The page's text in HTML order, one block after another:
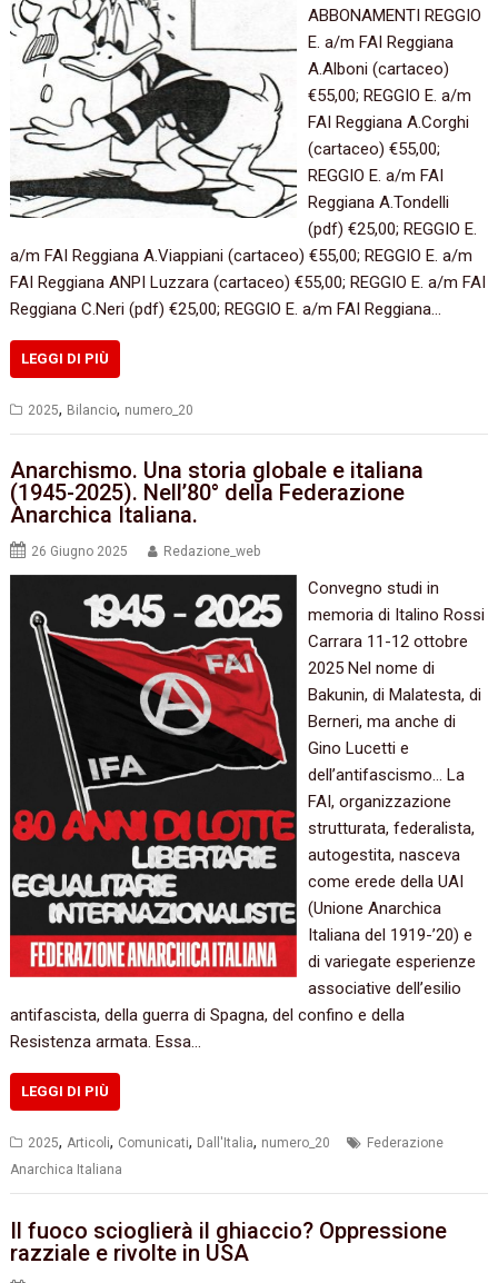
ABBONAMENTI REGGIO
E. a/m FAI Reggiana
A.Alboni (cartaceo)
€55,00; REGGIO E. a/m
FAI Reggiana A.Corghi
(cartaceo) €55,00;
REGGIO E. a/m FAI
Reggiana A.Tondelli
(pdf) €25,00; REGGIO E.
a/m FAI Reggiana A.Viappiani (cartaceo) €55,00; REGGIO E. a/m
FAI Reggiana ANPI Luzzara (cartaceo) €55,00; REGGIO E. a/m FAI
Reggiana C.Neri (pdf) €25,00; REGGIO E. a/m FAI Reggiana…
LEGGI DI PIÙ
2025, Bilancio, numero_20
Anarchismo. Una storia globale e italiana
(1945-2025). Nell’80° della Federazione
Anarchica Italiana.
26 Giugno 2025 Redazione_web
Convegno studi in
memoria di Italino Rossi
Carrara 11-12 ottobre
2025 Nel nome di
Bakunin, di Malatesta, di
Berneri, ma anche di
Gino Lucetti e
dell’antifascismo… La
FAI, organizzazione
strutturata, federalista,
autogestita, nasceva
come erede della UAI
(Unione Anarchica
Italiana del 1919-’20) e
di variegate esperienze
associative dell’esilio
antifascista, della guerra di Spagna, del confino e della
Resistenza armata. Essa…
LEGGI DI PIÙ
2025,Articoli, Comunicati, Dall'Italia, numero_20
Federazione
Anarchica Italiana
Il fuoco scioglierà il ghiaccio? Oppressione
razziale e rivolte in USA